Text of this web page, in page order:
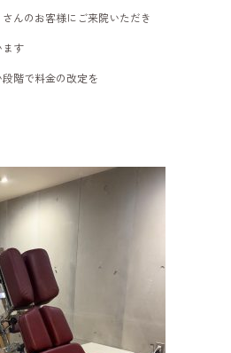
んのお客様にご来院いただき
す
階で料金の改定を